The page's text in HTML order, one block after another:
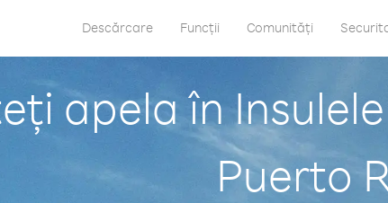
Descărcare Funcții Comunități
apela în
Puerto